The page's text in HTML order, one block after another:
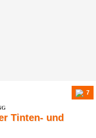
7
Tinten- und